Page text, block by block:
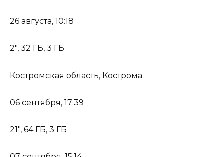
26 августа, 10:18
2″, 32 ГБ, 3 ГБ
Костромская область, Кострома
06 сентября, 17:39
21″, 64 ГБ, 3 ГБ